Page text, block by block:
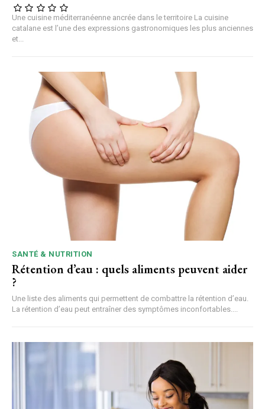
Une cuisine méditerranéenne ancrée dans le territoire La cuisine
catalane est l’une des expressions gastronomiques les plus anciennes
et...
SANTÉ & NUTRITION
Rétention d’eau : quels aliments peuvent aider
?
Une liste des aliments qui permettent de combattre la rétention d’eau.
La rétention d’eau peut entraîner des symptômes inconfortables....